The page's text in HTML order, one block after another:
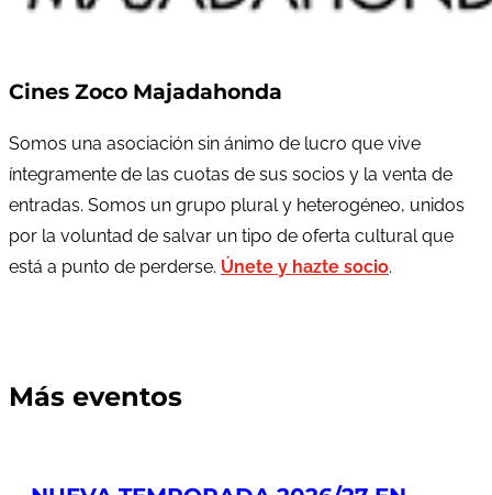
Cines Zoco Majadahonda
Somos una asociación sin ánimo de lucro que vive
íntegramente de las cuotas de sus socios y la venta de
entradas. Somos un grupo plural y heterogéneo, unidos
por la voluntad de salvar un tipo de oferta cultural que
está a punto de perderse. Únete y hazte socio.
Más eventos